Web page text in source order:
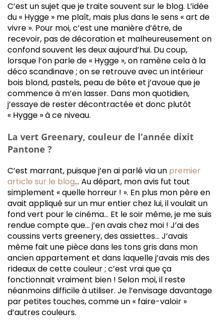
C’est un sujet que je traite souvent sur le blog. L’idée
du « Hygge » me plaît, mais plus dans le sens « art de
vivre ». Pour moi, c’est une manière d’être, de
recevoir, pas de décoration et malheureusement on
confond souvent les deux aujourd’hui. Du coup,
lorsque l’on parle de « Hygge », on ramène cela à la
déco scandinave ; on se retrouve avec un intérieur
bois blond, pastels, peau de bête et j’avoue que je
commence à m’en lasser. Dans mon quotidien,
j’essaye de rester décontractée et donc plutôt
« Hygge » à ce niveau.
La vert Greenary, couleur de l’année dixit
Pantone ?
C’est marrant, puisque j’en ai parlé via un premier
article sur le blog… Au départ, mon avis fut tout
simplement « quelle horreur ! ». En plus mon père en
avait appliqué sur un mur entier chez lui, il voulait un
fond vert pour le cinéma… Et le soir même, je me suis
rendue compte que… j’en avais chez moi ! J’ai des
coussins verts greenery, des assiettes… J’avais
même fait une pièce dans les tons gris dans mon
ancien appartement et dans laquelle j’avais mis des
rideaux de cette couleur ; c’est vrai que ça
fonctionnait vraiment bien ! Selon moi, il reste
néanmoins difficile à utiliser. Je l’envisage davantage
par petites touches, comme un « faire-valoir »
d’autres couleurs.